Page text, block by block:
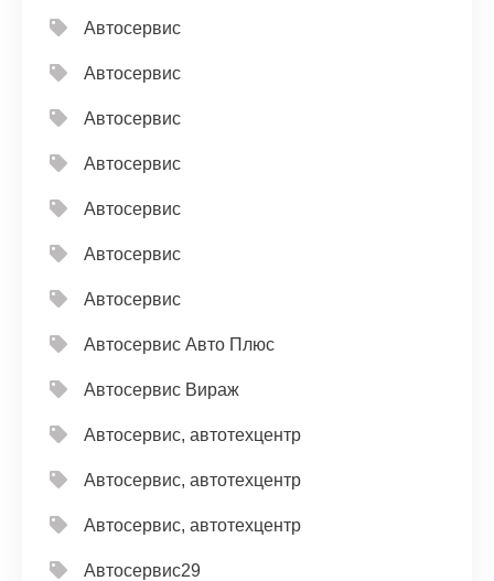
Автосервис
Автосервис
Автосервис
Автосервис
Автосервис
Автосервис
Автосервис
Автосервис Авто Плюс
Автосервис Вираж
Автосервис, автотехцентр
Автосервис, автотехцентр
Автосервис, автотехцентр
Автосервис29